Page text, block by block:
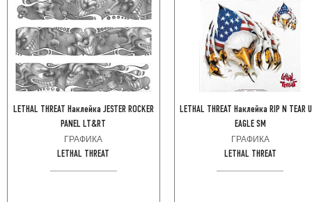
LETHAL THREAT Наклейка JESTER ROCKER
PANEL LT&RT
ГРАФИКА
LETHAL THREAT
LETHAL THREAT Наклейка RIP N TEAR
EAGLE SM
ГРАФИКА
LETHAL THREAT